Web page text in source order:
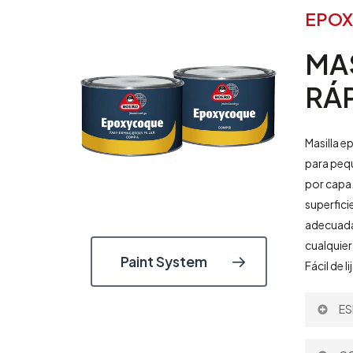
Paint System
Masilla
para
por
Fácil de